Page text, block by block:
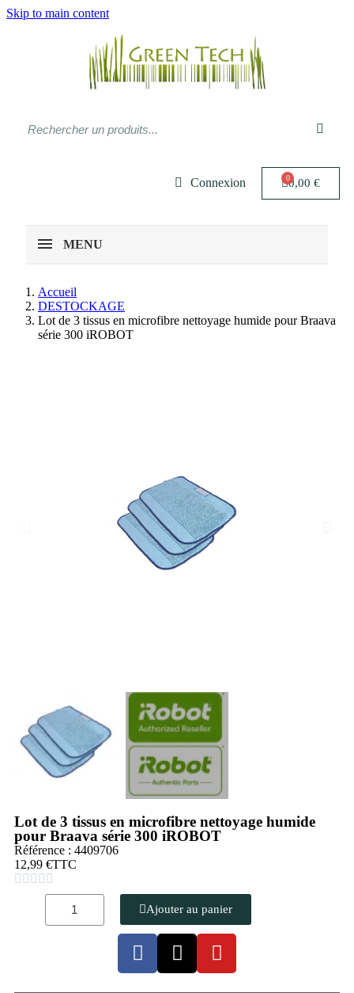
Skip to main content
Connexion 0,00 €
MENU
Accueil
DESTOCKAGE
Lot de 3 tissus en microfibre nettoyage humide pour Braava
série 300 iROBOT
Lot de 3 tissus en microfibre nettoyage humide
pour Braava série 300 iROBOT
Référence : 4409706
12,99 €TTC
    
Ajouter au panier